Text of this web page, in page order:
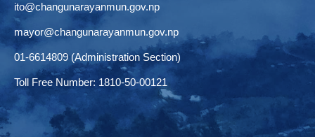
ito@changunarayanmun.gov.np
mayor@changunarayanmun.gov.np
01-6614809 (Administration Section)
Toll Free Number: 1810-50-00121